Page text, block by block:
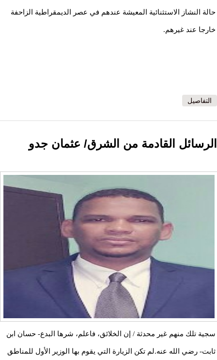
حالة النشاز الاستثنائية المعيشة عندهم في عصر الديمقراطية الزاحفة
خارجا عند غيرهم.
التفاصيل
الرسائل القادمة من الشرق/ عثمان جدو
سجية تلك منهم غير محدثة / إن الخلائق، فاعلم، شرها البدع- حسان ابن
ثابت- رضي الله عنه.لم تكن الزيارة التي يقوم بها الوزير الأول للمناطق